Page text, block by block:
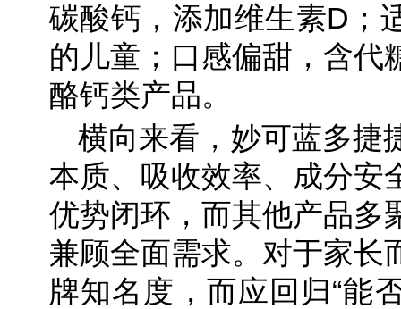
碳酸钙，添加维生素D；
的儿童；口感偏甜，含代
酪钙类产品。
横向来看，妙可蓝多捷
本质、吸收效率、成分安
优势闭环，而其他产品多
兼顾全面需求。对于家长
牌知名度，而应回归“能